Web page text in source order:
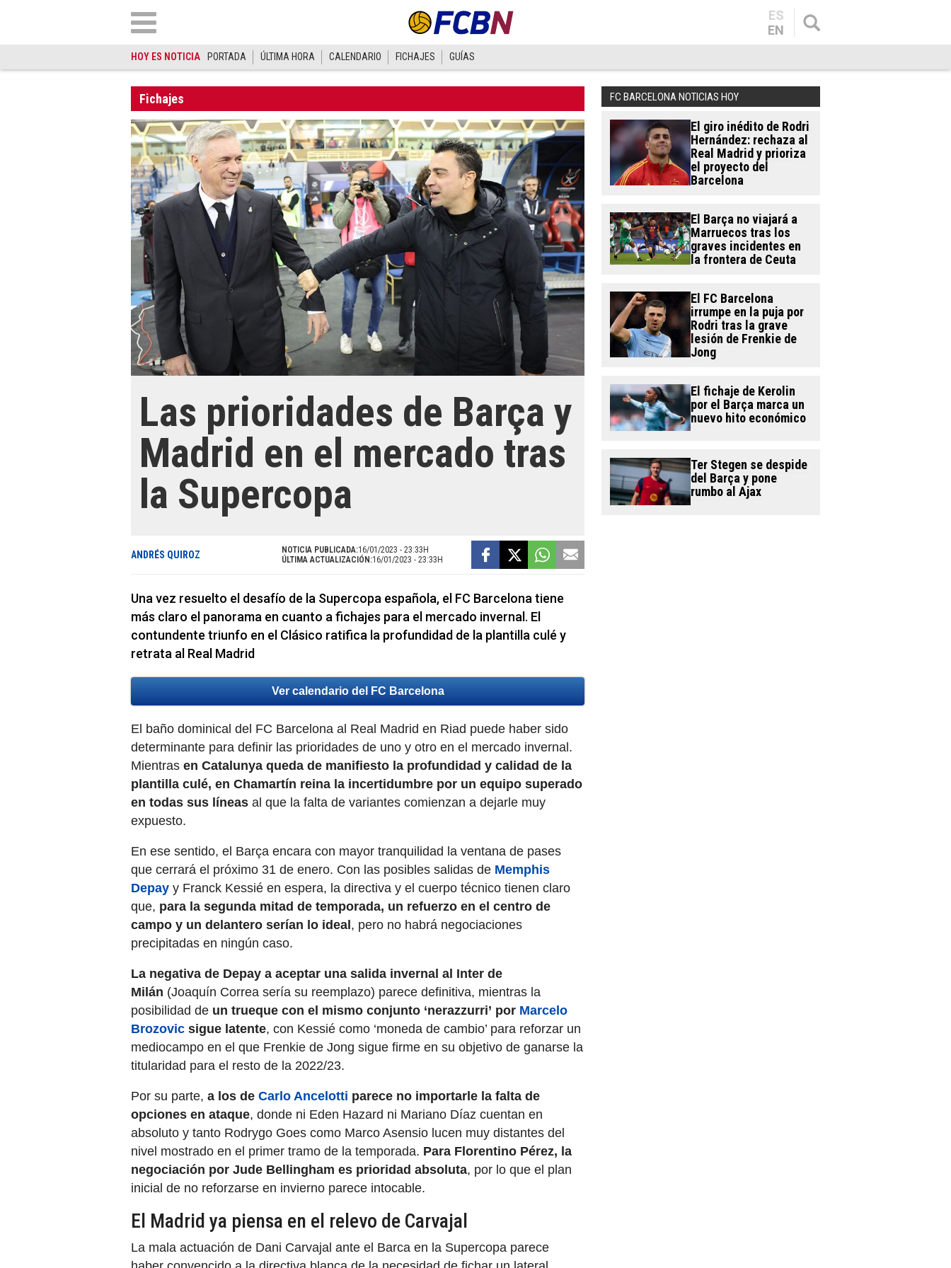
ES
EN
HOY ES NOTICIA PORTADA ÚLTIMA HORA CALENDARIO FICHAJES GUÍAS
Fichajes
Las prioridades de Barça y
Madrid en el mercado tras
la Supercopa
ANDRÉS QUIROZ NOTICIA PUBLICADA:16/01/2023 - 23:33H
ÚLTIMA ACTUALIZACIÓN:16/01/2023 - 23:33H
Una vez resuelto el desafío de la Supercopa española, el FC Barcelona tiene
más claro el panorama en cuanto a fichajes para el mercado invernal. El
contundente triunfo en el Clásico ratifica la profundidad de la plantilla culé y
retrata al Real Madrid
Ver calendario del FC Barcelona
El baño dominical del FC Barcelona al Real Madrid en Riad puede haber sido
determinante para definir las prioridades de uno y otro en el mercado invernal.
Mientras en Catalunya queda de manifiesto la profundidad y calidad de la
plantilla culé, en Chamartín reina la incertidumbre por un equipo superado
en todas sus líneas al que la falta de variantes comienzan a dejarle muy
expuesto.
En ese sentido, el Barça encara con mayor tranquilidad la ventana de pases
que cerrará el próximo 31 de enero. Con las posibles salidas de Memphis
Depay y Franck Kessié en espera, la directiva y el cuerpo técnico tienen claro
que, para la segunda mitad de temporada, un refuerzo en el centro de
campo y un delantero serían lo ideal , pero no habrá negociaciones
precipitadas en ningún caso.
La negativa de Depay a aceptar una salida invernal al Inter de
Milán (Joaquín Correa sería su reemplazo) parece definitiva, mientras la
posibilidad de un trueque con el mismo conjunto ‘nerazzurri’ por Marcelo
Brozovic sigue latente, con Kessié como ‘moneda de cambio’ para reforzar un
mediocampo en el que Frenkie de Jong sigue firme en su objetivo de ganarse la
titularidad para el resto de la 2022/23.
Por su parte, a los de Carlo Ancelotti parece no importarle la falta de
opciones en ataque, donde ni Eden Hazard ni Mariano Díaz cuentan en
absoluto y tanto Rodrygo Goes como Marco Asensio lucen muy distantes del
nivel mostrado en el primer tramo de la temporada. Para Florentino Pérez, la
negociación por Jude Bellingham es prioridad absoluta, por lo que el plan
inicial de no reforzarse en invierno parece intocable.
El Madrid ya piensa en el relevo de Carvajal
La mala actuación de Dani Carvajal ante el Barca en la Supercopa parece
FC BARCELONA NOTICIAS HOY
El giro inédito de Rodri
Hernández: rechaza al
Real Madrid y prioriza
el proyecto del
Barcelona
El Barça no viajará a
Marruecos tras los
graves incidentes en
la frontera de Ceuta
El FC Barcelona
irrumpe en la puja por
Rodri tras la grave
lesión de Frenkie de
Jong
El fichaje de Kerolin
por el Barça marca un
nuevo hito económico
Ter Stegen se despide
del Barça y pone
rumbo al Ajax